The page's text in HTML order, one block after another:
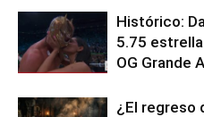
Histórico:
5.75
OG Grande
¿El regreso